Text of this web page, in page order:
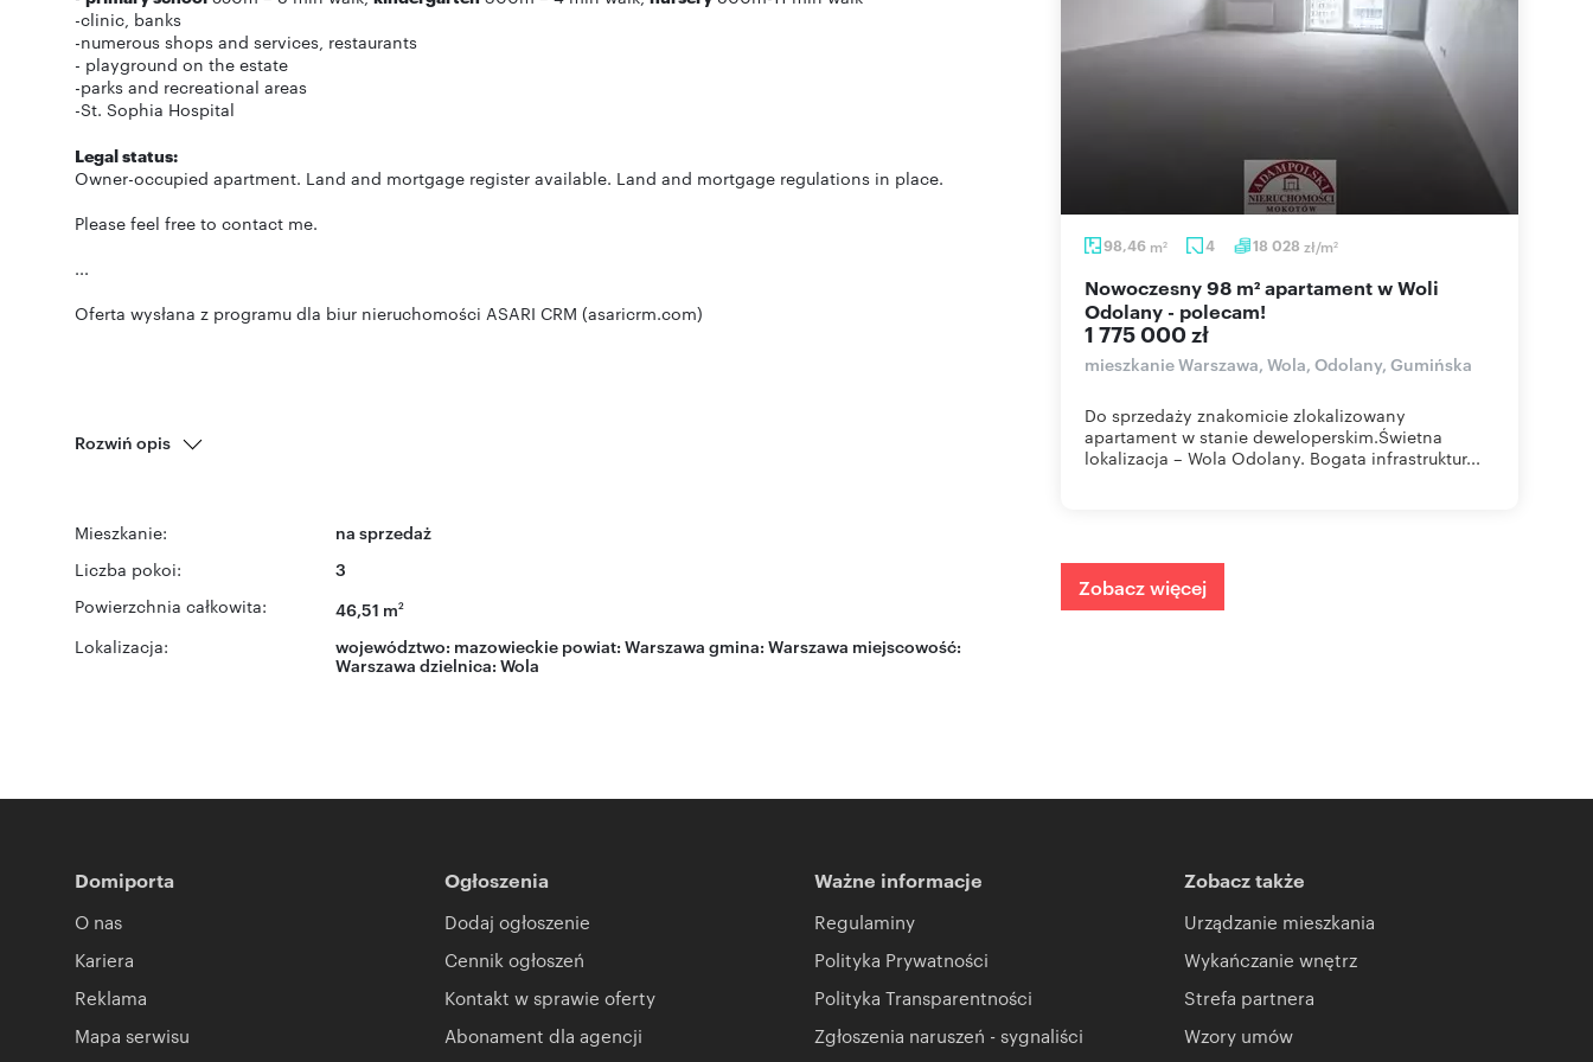
-clinic, banks
-numerous shops and services, restaurants
- playground on the estate
-parks and recreational areas
-St. Sophia Hospital
Legal status:
Owner-occupied apartment. Land and mortgage register available. Land and mortgage regulations in place.
Please feel free to contact me.
...
Oferta wysłana z programu dla biur nieruchomości ASARI CRM (asaricrm.com)
Rozwiń opis
Mieszkanie: na sprzedaż
Liczba pokoi: 3
Powierzchnia całkowita: 46,51 m2
Lokalizacja: województwo: mazowieckie powiat: Warszawa gmina: Warszawa miejscowość:
Warszawa dzielnica: Wola
98,46 m2 4 18 028 zł/m2
Nowoczesny 98 m² apartament w Woli
Odolany - polecam!
1 775 000 zł
mieszkanie Warszawa, Wola, Odolany, Gumińska
Do sprzedaży znakomicie zlokalizowany
apartament w stanie deweloperskim.Świetna
lokalizacja – Wola Odolany. Bogata infrastruktur...
Zobacz więcej
Domiporta
O nas
Kariera
Reklama
Mapa serwisu
Ogłoszenia
Dodaj ogłoszenie
Cennik ogłoszeń
Kontakt w sprawie oferty
Abonament dla agencji
Ważne informacje
Regulaminy
Polityka Prywatności
Polityka Transparentności
Zgłoszenia naruszeń - sygnaliści
Zobacz także
Urządzanie mieszkania
Wykańczanie wnętrz
Strefa partnera
Wzory umów